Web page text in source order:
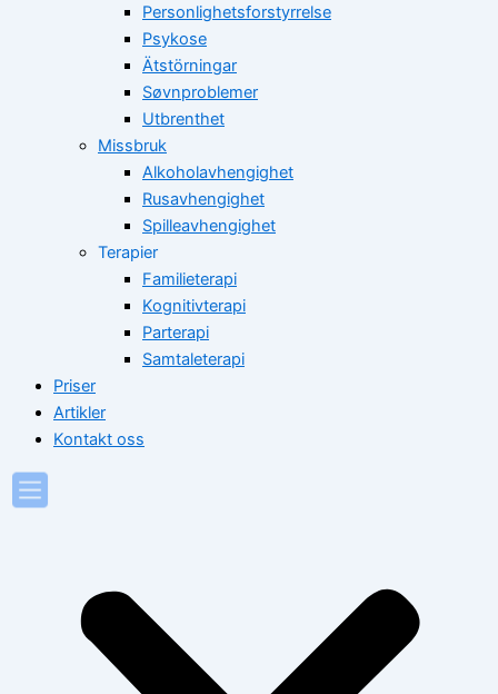
Personlighetsforstyrrelse
Psykose
Ätstörningar
Søvnproblemer
Utbrenthet
Missbruk
Alkoholavhengighet
Rusavhengighet
Spilleavhengighet
Terapier
Familieterapi
Kognitivterapi
Parterapi
Samtaleterapi
Priser
Artikler
Kontakt oss